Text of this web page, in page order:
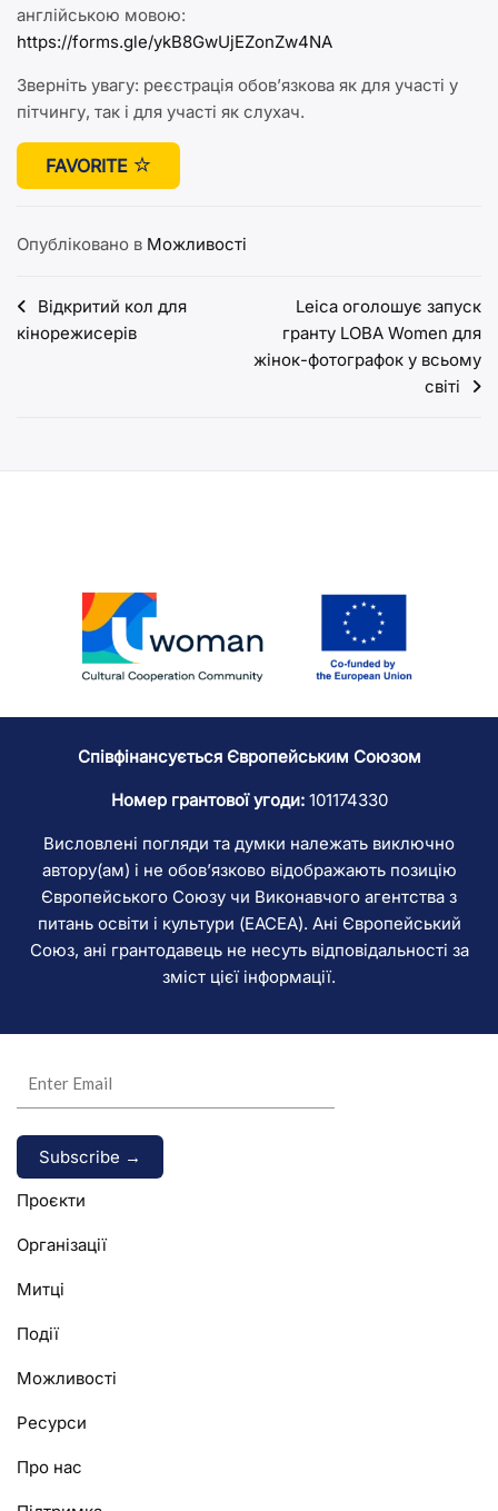
англійською мовою:
https://forms.gle/ykB8GwUjEZonZw4NA
Зверніть увагу: реєстрація обов’язкова як для участі у
пітчингу, так і для участі як слухач.
FAVORITE
Опубліковано в Можливості
Навігація
записів
Відкритий кол для
кінорежисерів
Leica оголошує запуск
гранту LOBA Women для
жінок-фотографок у всьому
світі
Співфінансується Європейським Союзом
Номер грантової угоди:101174330
Висловлені погляди та думки належать виключно
автору(ам) і не обов’язково відображають позицію
Європейського Союзу чи Виконавчого агентства з
питань освіти і культури (EACEA). Ані Європейський
Союз, ані грантодавець не несуть відповідальності за
зміст цієї інформації.
Alternative:
Проєкти
Організації
Митці
Події
Можливості
Ресурси
Про нас